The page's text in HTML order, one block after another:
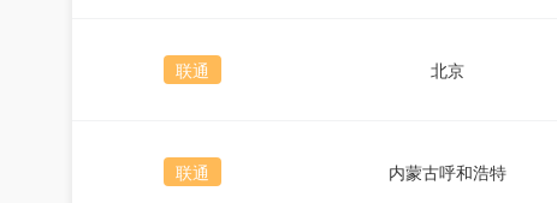
联通 北京
联通 内蒙古呼和浩特